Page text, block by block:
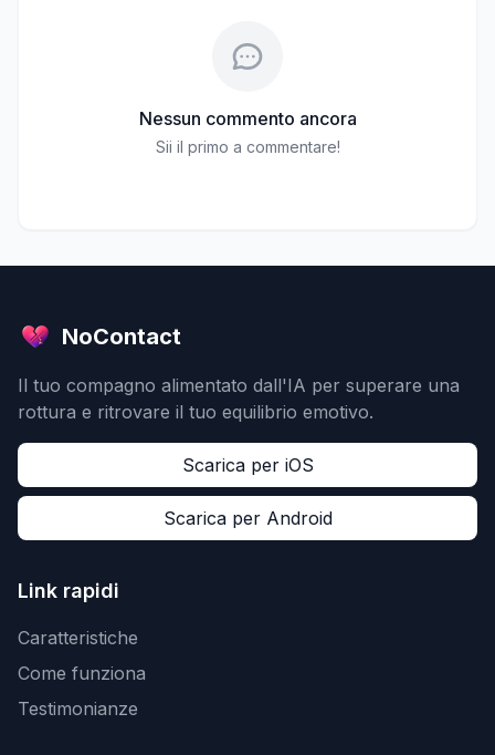
Nessun commento ancora
Sii il primo a commentare!
NoContact
Il tuo compagno alimentato dall'IA per superare una
rottura e ritrovare il tuo equilibrio emotivo.
Scarica per iOS
Scarica per Android
Link rapidi
Caratteristiche
Come funziona
Testimonianze